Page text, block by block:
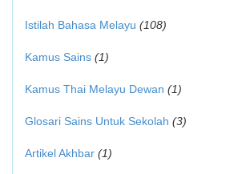
Istilah Bahasa Melayu (108)
Kamus Sains (1)
Kamus Thai Melayu Dewan (1)
Glosari Sains Untuk Sekolah (3)
Artikel Akhbar (1)